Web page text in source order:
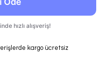
kargo ücretsiz